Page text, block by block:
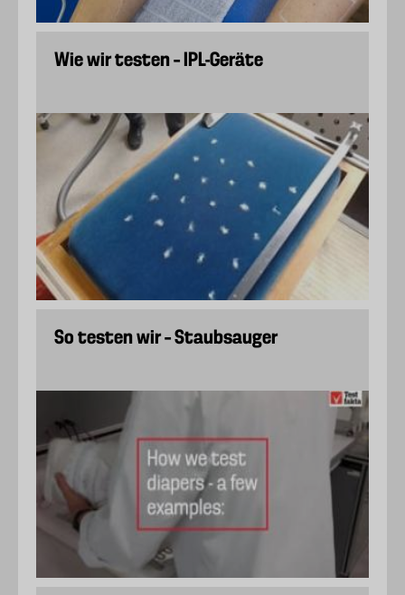
Wie wir testen – IPL-Geräte
So testen wir – Staubsauger